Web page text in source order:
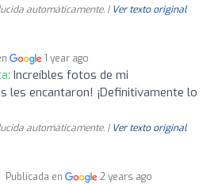
automáticamente. | Ver texto original
1 year ago
Increíbles fotos de mi
les encantaron! ¡Definitivamente lo
automáticamente. | Ver texto original
Publicada en 2 years ago